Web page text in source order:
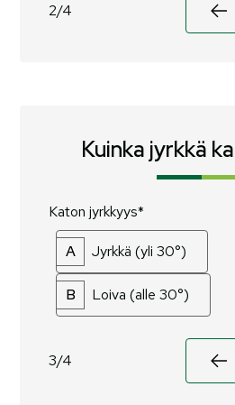
2/4
Kuinka jyrkkä
Katon jyrkkyys*
A Jyrkkä (yli 30°)
B Loiva (alle 30°)
3/4